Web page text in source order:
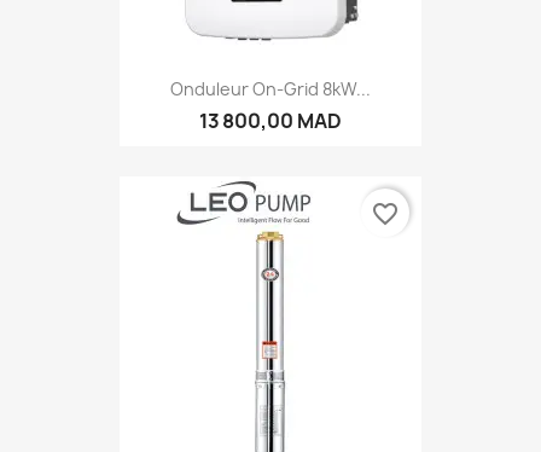
Onduleur On-Grid 8kW...
13 800,00 MAD
favorite_border